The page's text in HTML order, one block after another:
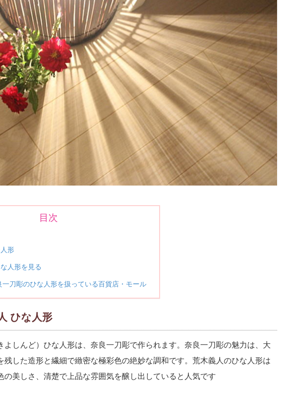
目次
人形
人形を見る
一刀彫のひな人形を扱っている百貨店・モール
ひな人形
よしんど）ひな人形は、奈良一刀彫で作られます。奈良一刀彫の魅力は、大
残した造形と繊細で緻密な極彩色の絶妙な調和です。荒木義人のひな人形は
の美しさ、清楚で上品な雰囲気を醸し出していると人気です